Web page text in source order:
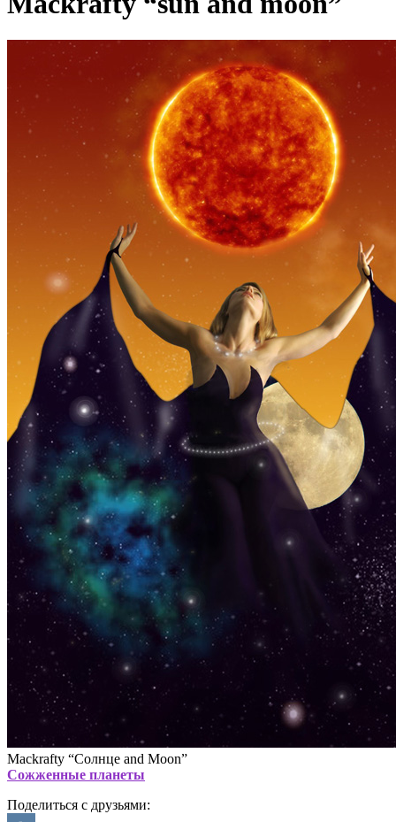
Mackrafty “Солнце and Moon”
Сожженные планеты
Поделиться с друзьями: